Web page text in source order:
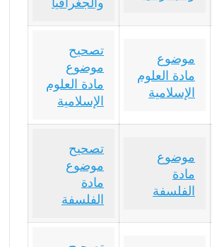
والجغرافيا
موضوع
مادة العلوم
الإسلامية
تصحيح
موضوع
مادة العلوم
الإسلامية
موضوع
مادة
الفلسفة
تصحيح
موضوع
مادة
الفلسفة